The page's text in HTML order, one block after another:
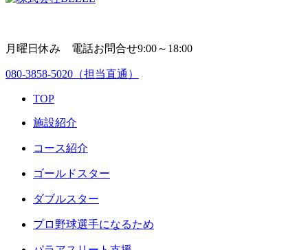
月曜日休み 電話お問合せ9:00～18:00
080-3858-5020 （担当直通）
TOP
施設紹介
コース紹介
ゴールドスター
ダブルスター
プロ野球選手になるため